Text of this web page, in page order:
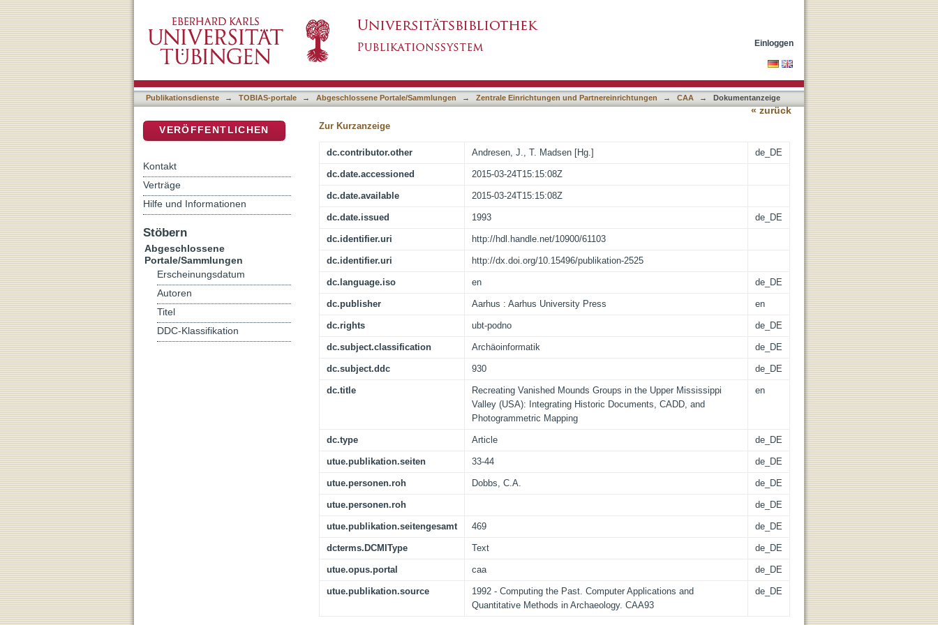
Documents, CADD, and Photogrammetric Mapping
Einloggen
Publikationsdienste → TOBIAS-portale → Abgeschlossene Portale/Sammlungen → Zentrale Einrichtungen und Partnereinrichtungen → CAA → Dokumentanzeige
« zurück
Zur Kurzanzeige
dc.contributor.other Andresen, J., T. Madsen [Hg.] de_DE
dc.date.accessioned 2015-03-24T15:15:08Z
dc.date.available 2015-03-24T15:15:08Z
dc.date.issued 1993 de_DE
dc.identifier.uri http://hdl.handle.net/10900/61103
dc.identifier.uri http://dx.doi.org/10.15496/publikation-2525
dc.language.iso en de_DE
dc.publisher Aarhus : Aarhus University Press en
dc.rights ubt-podno de_DE
dc.subject.classification Archäoinformatik de_DE
dc.subject.ddc 930 de_DE
dc.title
Recreating Vanished Mounds Groups in the Upper Mississippi
Valley (USA): Integrating Historic Documents, CADD, and
Photogrammetric Mapping
en
dc.type Article de_DE
utue.publikation.seiten 33-44 de_DE
utue.personen.roh Dobbs, C.A. de_DE
utue.personen.roh de_DE
utue.publikation.seitengesamt 469 de_DE
dcterms.DCMIType Text de_DE
utue.opus.portal caa de_DE
utue.publikation.source
1992 - Computing the Past. Computer Applications and
Quantitative Methods in Archaeology. CAA93
de_DE
VERÖFFENTLICHEN
Kontakt
Verträge
Hilfe und Informationen
Stöbern
Abgeschlossene
Portale/Sammlungen
Erscheinungsdatum
Autoren
Titel
DDC-Klassifikation